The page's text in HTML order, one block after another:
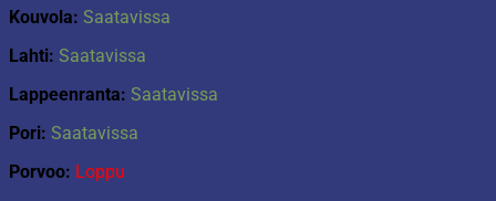
Kouvola: Saatavissa
Lahti: Saatavissa
Lappeenranta: Saatavissa
Pori: Saatavissa
Porvoo: Loppu